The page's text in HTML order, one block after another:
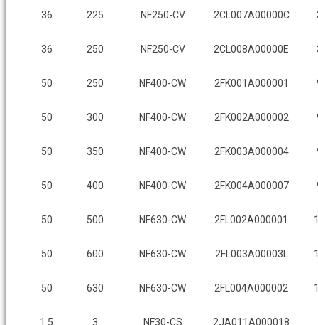
36 225 NF250-CV 2CL007A00000C
36 250 NF250-CV 2CL008A00000E
50 250 NF400-CW 2FK001A000001
50 300 NF400-CW 2FK002A000002
50 350 NF400-CW 2FK003A000004
50 400 NF400-CW 2FK004A000007
50 500 NF630-CW 2FL002A000001
50 600 NF630-CW 2FL003A00003L
50 630 NF630-CW 2FL004A000002
1.5 3 NF30-CS 2JA011A000018